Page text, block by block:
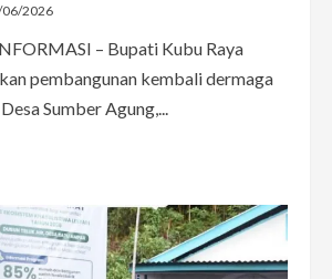
2026
– Bupati Kubu Raya
pembangunan kembali dermaga
Sumber Agung,...